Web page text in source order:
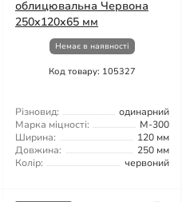
облицювальна Червона
250х120х65 мм
Немає в наявності
Код товару: 105327
Різновид:
одинарний
Марка міцності:
М-300
Ширина:
120 мм
Довжина:
250 мм
Колір:
червоний